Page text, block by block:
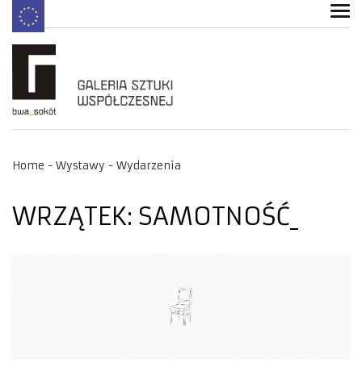
Home Wystawy Wydarzenia
WRZĄTEK: SAMOTNOŚĆ